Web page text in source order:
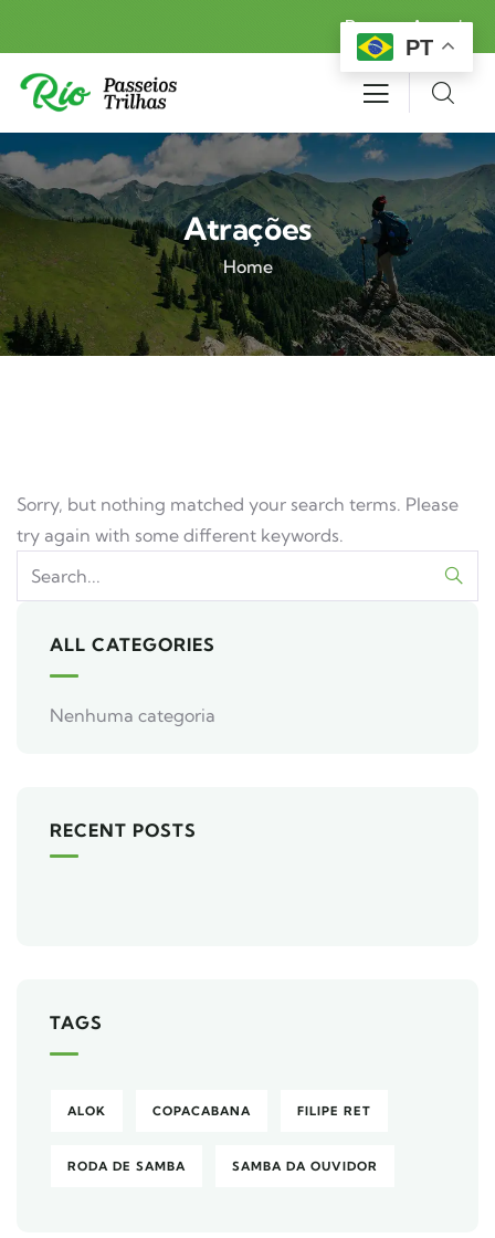
Reserva Agora!
Atrações
Home
Sorry, but nothing matched your search terms. Please
try again with some different keywords.
ALL CATEGORIES
Nenhuma categoria
RECENT POSTS
TAGS
ALOK COPACABANA FILIPE RET
RODA DE SAMBA SAMBA DA OUVIDOR
PT